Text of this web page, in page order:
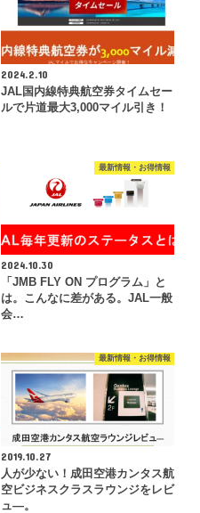
2024.2.10
JAL国内線特典航空券タイムセー
ルで片道最大3,000マイル引き！
最新情報・お得情報
2024.10.30
「JMB FLY ON プログラム」と
は。こんなに差がある。JAL一般
会…
最新情報・お得情報
2019.10.27
人が少ない！成田空港カンタス航
空ビジネスクラスラウンジをレビ
ュ―。